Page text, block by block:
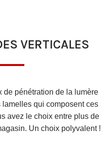
VERTICALES
de pénétration de la lumère
qui composent ces
avez le choix entre plus de
Un choix polyvalent !